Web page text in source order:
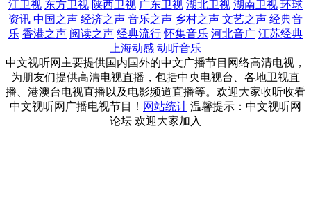
江卫视 东方卫视 陕西卫视 广东卫视 湖北卫视 湖南卫视 环球
资讯 中国之声 经济之声 音乐之声 乡村之声 文艺之声 经典音
乐 香港之声 阅读之声 经典流行 怀集音乐 河北音广 江苏经典
上海动感 动听音乐
中文视听网主要提供国内国外的中文广播节目网络高清电视，
为朋友们提供高清电视直播，包括中央电视台、各地卫视直
播、港澳台电视直播以及电影频道直播等。欢迎大家收听收看
中文视听网广播电视节目！ 网站统计 温馨提示：中文视听网
论坛 欢迎大家加入